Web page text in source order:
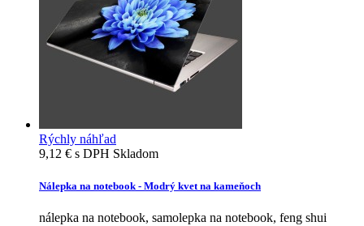
Rýchly náhľad
9,12 € s DPH Skladom
Nálepka na notebook - Modrý kvet na kameňoch
nálepka na notebook, samolepka na notebook, feng shui